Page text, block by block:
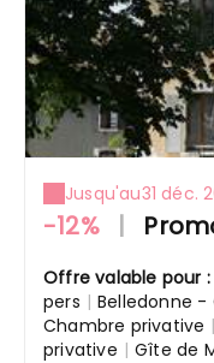
Jusqu'au31 déc.
-12% |
Offre valable pour
pers | Belledonne
Chambre privative |
privative | Gîte de